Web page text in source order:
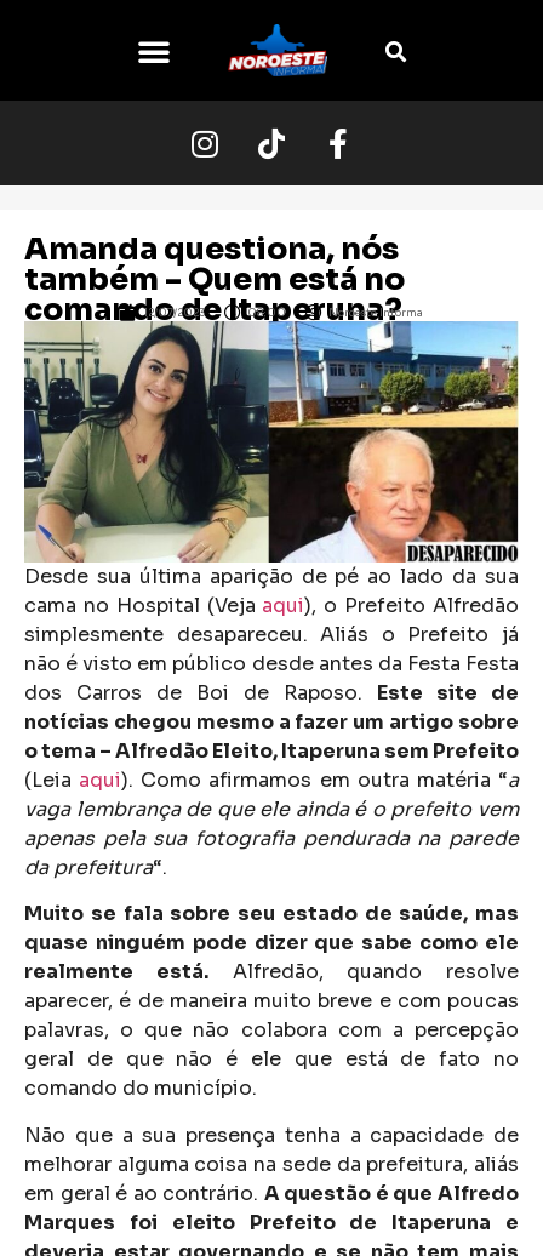
Amanda questiona, nós
também – Quem está no
comando de Itaperuna?
12/07/2023 08:00 Noroeste Informa
Desde sua última aparição de pé ao lado da sua
cama no Hospital (Veja aqui), o Prefeito Alfredão
simplesmente desapareceu. Aliás o Prefeito já
não é visto em público desde antes da Festa Festa
dos Carros de Boi de Raposo. Este site de
notícias chegou mesmo a fazer um artigo sobre
o tema – Alfredão Eleito, Itaperuna sem Prefeito
(Leia aqui). Como afirmamos em outra matéria “a
vaga lembrança de que ele ainda é o prefeito vem
apenas pela sua fotografia pendurada na parede
da prefeitura“.
Muito se fala sobre seu estado de saúde, mas
quase ninguém pode dizer que sabe como ele
realmente está.Alfredão, quando resolve
aparecer, é de maneira muito breve e com poucas
palavras, o que não colabora com a percepção
geral de que não é ele que está de fato no
comando do município.
Não que a sua presença tenha a capacidade de
melhorar alguma coisa na sede da prefeitura, aliás
em geral é ao contrário. A questão é que Alfredo
Marques foi eleito Prefeito de Itaperuna e